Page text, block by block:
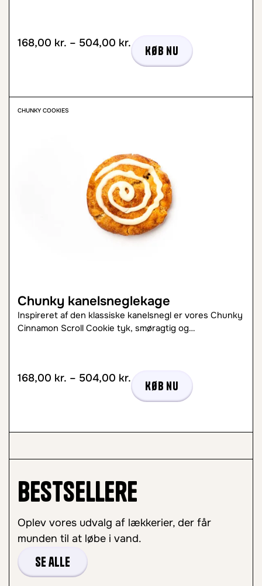
168,00 kr. – 504,00 kr.
Køb nu
CHUNKY COOKIES
Chunky kanelsneglekage
Inspireret af den klassiske kanelsnegl er vores Chunky
Cinnamon Scroll Cookie tyk, smøragtig og…
168,00 kr. – 504,00 kr.
Køb nu
Bestsellere
Oplev vores udvalg af lækkerier, der får
munden til at løbe i vand.
Se alle